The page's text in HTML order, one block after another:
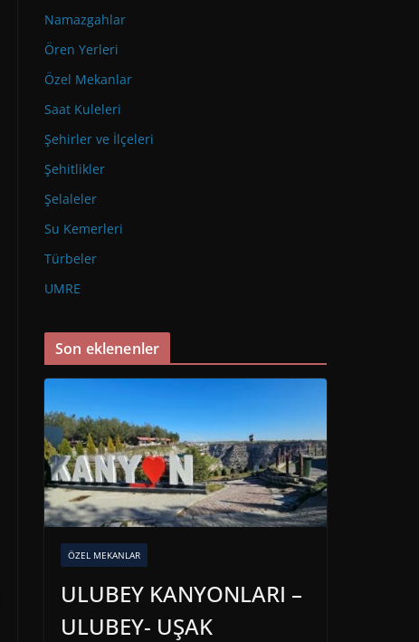
Namazgahlar
Ören Yerleri
Özel Mekanlar
Saat Kuleleri
Şehirler ve İlçeleri
Şehitlikler
Şelaleler
Su Kemerleri
Türbeler
UMRE
Son eklenenler
ÖZEL MEKANLAR
ULUBEY KANYONLARI –
ULUBEY- UŞAK